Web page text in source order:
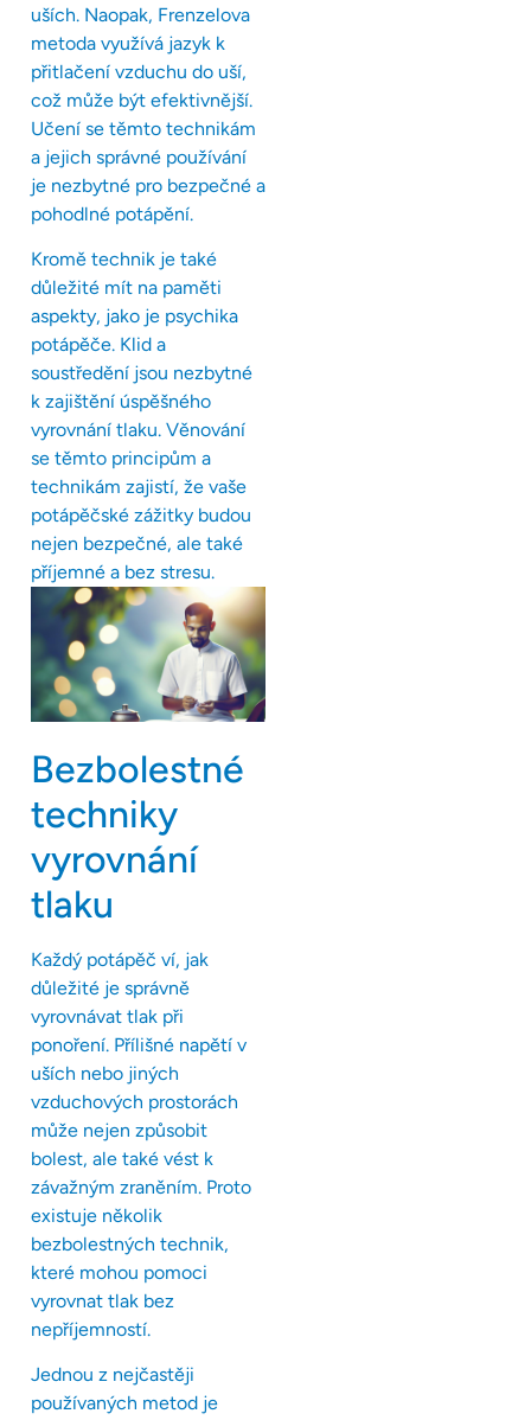
uších. Naopak, Frenzelova
metoda využívá jazyk k
přitlačení vzduchu do uší,
což může být efektivnější.
Učení se těmto technikám
a jejich správné používání
je nezbytné pro bezpečné a
pohodlné potápění.
Kromě technik je také
důležité mít na paměti
aspekty, jako je psychika
potápěče. Klid a
soustředění jsou nezbytné
k zajištění úspěšného
vyrovnání tlaku. Věnování
se těmto principům a
technikám zajistí, že vaše
potápěčské zážitky budou
nejen bezpečné, ale také
příjemné a bez stresu.
Bezbolestné
techniky
vyrovnání
tlaku
Každý potápěč ví, jak
důležité je správně
vyrovnávat tlak při
ponoření. Přílišné napětí v
uších nebo jiných
vzduchových prostorách
může nejen způsobit
bolest, ale také vést k
závažným zraněním. Proto
existuje několik
bezbolestných technik,
které mohou pomoci
vyrovnat tlak bez
nepříjemností.
Jednou z nejčastěji
používaných metod je